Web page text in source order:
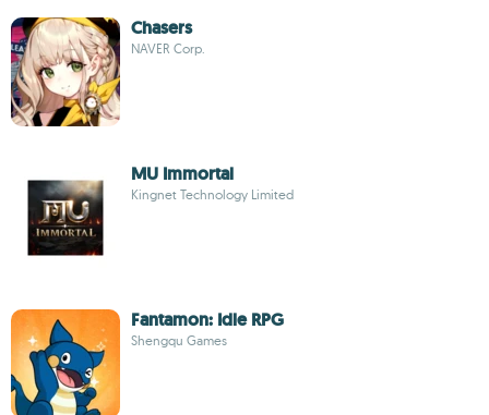
Chasers
NAVER Corp.
MU Immortal
Kingnet Technology Limited
Fantamon: Idle RPG
Shengqu Games